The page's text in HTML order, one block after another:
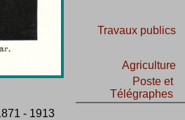
Travaux publics
Agriculture
Poste et
Télégraphes
- 1913